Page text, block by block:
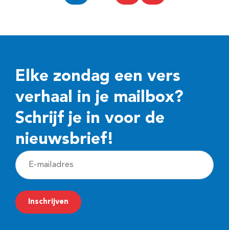
Elke zondag een vers
verhaal in je mailbox?
Schrijf je in voor de
nieuwsbrief!
E
-
m
a
Inschrijven